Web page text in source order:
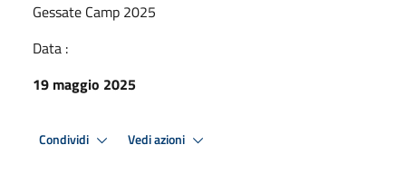
Gessate Camp 2025
Data :
19 maggio 2025
Condividi Vedi azioni